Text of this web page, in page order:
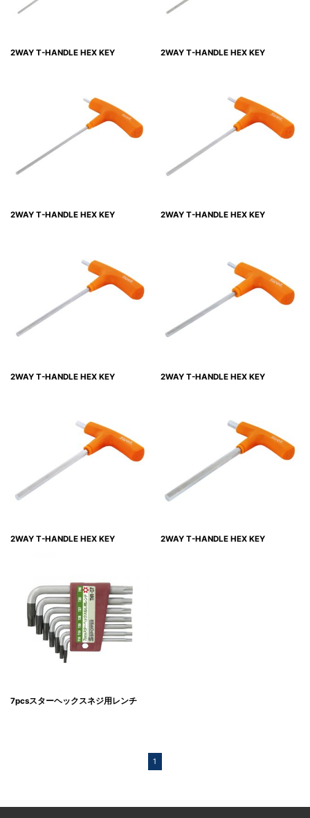
2WAY T-HANDLE HEX KEY 2WAY T-HANDLE HEX KEY
2WAY T-HANDLE HEX KEY 2WAY T-HANDLE HEX KEY
2WAY T-HANDLE HEX KEY 2WAY T-HANDLE HEX KEY
2WAY T-HANDLE HEX KEY 2WAY T-HANDLE HEX KEY
7pcsスターヘックスネジ用レンチ
1